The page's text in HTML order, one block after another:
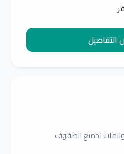
التفاصيل
لجميع الصفوف